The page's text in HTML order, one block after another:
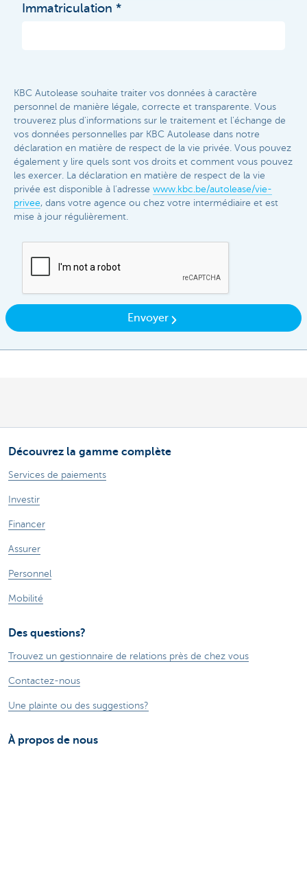
Immatriculation
KBC Autolease souhaite traiter vos données à caractère
personnel de manière légale, correcte et transparente. Vous
trouverez plus d'informations sur le traitement et l'échange de
vos données personnelles par KBC Autolease dans notre
déclaration en matière de respect de la vie privée. Vous pouvez
également y lire quels sont vos droits et comment vous pouvez
les exercer. La déclaration en matière de respect de la vie
privée est disponible à l'adresse www.kbc.be/autolease/vie-
privee, dans votre agence ou chez votre intermédiaire et est
mise à jour régulièrement.​
Envoyer
Découvrez la gamme complète
Services de paiements
Investir
Financer
Assurer
Personnel
Mobilité
Des questions?
Trouvez un gestionnaire de relations près de chez vous
Contactez-nous
Une plainte ou des suggestions?
À propos de nous